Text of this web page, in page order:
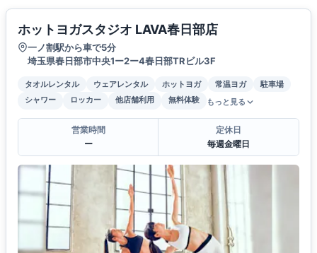
ホットヨガスタジオ LAVA春日部店
一ノ割駅から車で5分
埼玉県春日部市中央1ー2ー4春日部TRビル3F
タオルレンタル ウェアレンタル ホットヨガ 常温ヨガ
駐車場
シャワー
ロッカー 他店舗利用 無料体験 もっと見る
営業時間
ー
定休日
毎週金曜日